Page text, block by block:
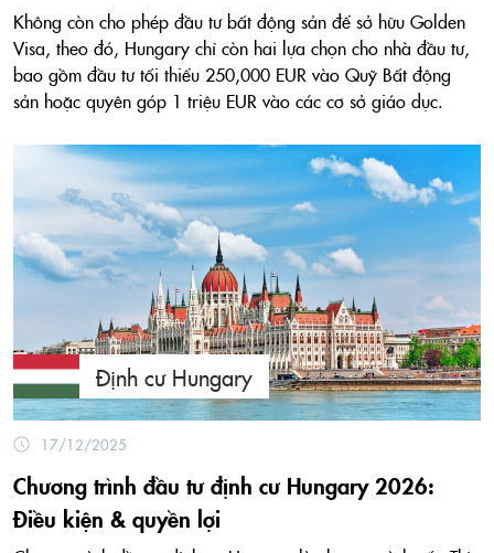
Không còn cho phép đầu tư bất động sản để sở hữu Golden
Visa, theo đó, Hungary chỉ còn hai lựa chọn cho nhà đầu tư,
bao gồm đầu tư tối thiểu 250,000 EUR vào Quỹ Bất động
sản hoặc quyên góp 1 triệu EUR vào các cơ sở giáo dục.
Định cư Hungary
17/12/2025
Chương trình đầu tư định cư Hungary 2026:
Điều kiện & quyền lợi